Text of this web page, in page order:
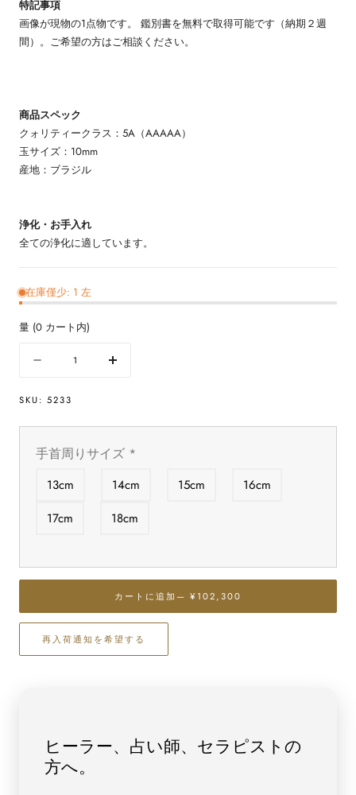
特記事項
画像が現物の1点物です。 鑑別書を無料で取得可能です（納期２週
間）。ご希望の方はご相談ください。
商品スペック
クォリティークラス：5A（AAAAA）
玉サイズ：10mm
産地：ブラジル
浄化・お手入れ
全ての浄化に適しています。
在庫僅少: 1 左
量 (0 カート内)
を
減
す
タ
チ
チ
レ
ス
レ
No.36
数
増
す
タ
チ
チ
レ
ス
レ
No.36
SKU: 5233
手首周りサイズ *
13cm 14cm 15cm
16cm
17cm
18cm
カートに追加— ¥102,300
再入荷通知を希望する
ヒーラー、占い師、セラピストの
方へ。